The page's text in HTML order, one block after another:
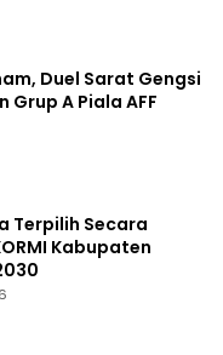
Duel Sarat Gengsi
A Piala AFF
Terpilih Secara
Kabupaten